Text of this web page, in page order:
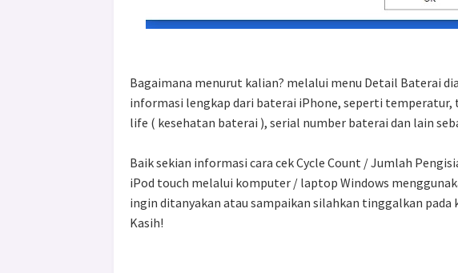
Bagaimana menurut kalian? melalui menu Detail Baterai
informasi lengkap dari baterai iPhone, seperti
life ( kesehatan baterai ), serial number baterai dan lain
Baik sekian informasi cara cek Cycle Count / Jumlah
iPod touch melalui komputer / laptop Windows
ingin ditanyakan atau sampaikan silahkan tinggalkan
Kasih!